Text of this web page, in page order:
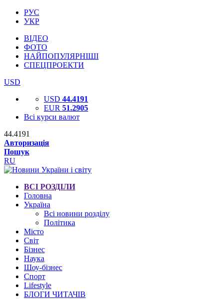
РУС
УКР
ВІДЕО
ФОТО
НАЙПОПУЛЯРНІШІ
СПЕЦПРОЕКТИ
USD
USD 44.4191
EUR 51.2905
Всі курси валют
44.4191
Авторизація
Пошук
RU
ВСІ РОЗДІЛИ
Головна
Україна
Всі новини розділу
Політика
Місто
Світ
Бізнес
Наука
Шоу-бізнес
Спорт
Lifestyle
БЛОГИ ЧИТАЧІВ